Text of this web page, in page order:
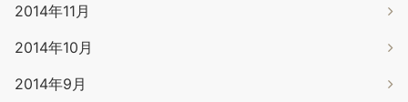
2014年11月
2014年10月
2014年9月